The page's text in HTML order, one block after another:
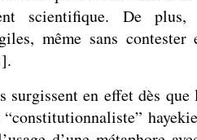
scientifique. De plus,
même sans
].
surgissent en effet dès que